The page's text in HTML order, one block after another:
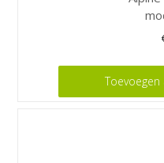
Toevoegen